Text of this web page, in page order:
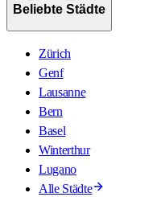
Beliebte Städte
Zürich
Genf
Lausanne
Bern
Basel
Winterthur
Lugano
Alle Städte